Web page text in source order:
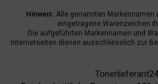
Hinweis: Alle genannten Markennamen
eingetragene Warenzeichen
Die aufgeführten Markennamen und
Internetseiten dienen ausschliesslich zur